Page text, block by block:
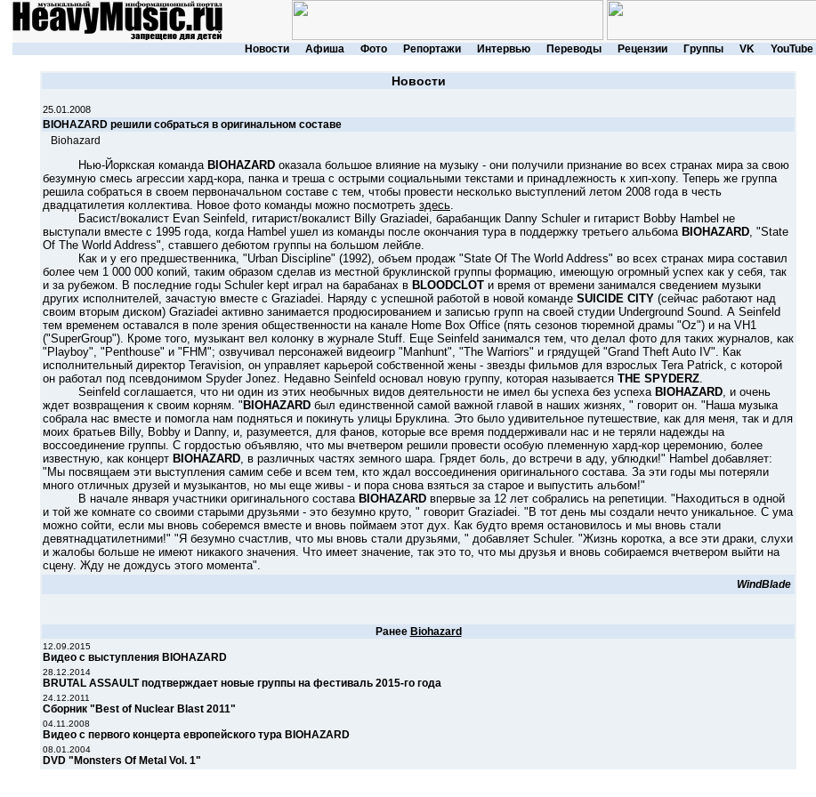
Новости Афиша Фото Репортажи Интервью Переводы Рецензии Группы VK YouTube
Новости
25.01.2008
BIOHAZARD решили собраться в оригинальном составе
Biohazard
Нью-Йоркская команда BIOHAZARD оказала большое влияние на музыку - они получили признание во всех странах мира за свою
безумную смесь агрессии хард-кора, панка и треша с острыми социальными текстами и принадлежность к хип-хопу. Теперь же группа
решила собраться в своем первоначальном составе с тем, чтобы провести несколько выступлений летом 2008 года в честь
двадцатилетия коллектива. Новое фото команды можно посмотреть здесь.
Басист/вокалист Evan Seinfeld, гитарист/вокалист Billy Graziadei, барабанщик Danny Schuler и гитарист Bobby Hambel не
выступали вместе с 1995 года, когда Hambel ушел из команды после окончания тура в поддержку третьего альбома BIOHAZARD, "State
Of The World Address", ставшего дебютом группы на большом лейбле.
Как и у его предшественника, "Urban Discipline" (1992), объем продаж "State Of The World Address" во всех странах мира составил
более чем 1 000 000 копий, таким образом сделав из местной бруклинской группы формацию, имеющую огромный успех как у себя, так
и за рубежом. В последние годы Schuler kept играл на барабанах в BLOODCLOT и время от времени занимался сведением музыки
других исполнителей, зачастую вместе с Graziadei. Наряду с успешной работой в новой команде SUICIDE CITY (сейчас работают над
своим вторым диском) Graziadei активно занимается продюсированием и записью групп на своей студии Underground Sound. А Seinfeld
тем временем оставался в поле зрения общественности на канале Home Box Office (пять сезонов тюремной драмы "Oz") и на VH1
("SuperGroup"). Кроме того, музыкант вел колонку в журнале Stuff. Еще Seinfeld занимался тем, что делал фото для таких журналов, как
"Playboy", "Penthouse" и "FHM"; озвучивал персонажей видеоигр "Manhunt", "The Warriors" и грядущей "Grand Theft Auto IV". Как
исполнительный директор Teravision, он управляет карьерой собственной жены - звезды фильмов для взрослых Tera Patrick, с которой
он работал под псевдонимом Spyder Jonez. Недавно Seinfeld основал новую группу, которая называется THE SPYDERZ.
Seinfeld соглашается, что ни один из этих необычных видов деятельности не имел бы успеха без успеха BIOHAZARD, и очень
ждет возвращения к своим корням. " BIOHAZARD был единственной самой важной главой в наших жизнях, " говорит он. "Наша музыка
собрала нас вместе и помогла нам подняться и покинуть улицы Бруклина. Это было удивительное путешествие, как для меня, так и для
моих братьев Billy, Bobby и Danny, и, разумеется, для фанов, которые все время поддерживали нас и не теряли надежды на
воссоединение группы. С гордостью объявляю, что мы вчетвером решили провести особую племенную хард-кор церемонию, более
известную, как концерт BIOHAZARD, в различных частях земного шара. Грядет боль, до встречи в аду, ублюдки!" Hambel добавляет:
"Мы посвящаем эти выступления самим себе и всем тем, кто ждал воссоединения оригинального состава. За эти годы мы потеряли
много отличных друзей и музыкантов, но мы еще живы - и пора снова взяться за старое и выпустить альбом!"
В начале января участники оригинального состава BIOHAZARD впервые за 12 лет собрались на репетиции. "Находиться в одной
и той же комнате со своими старыми друзьями - это безумно круто, " говорит Graziadei. "В тот день мы создали нечто уникальное. С ума
можно сойти, если мы вновь соберемся вместе и вновь поймаем этот дух. Как будто время остановилось и мы вновь стали
девятнадцатилетними!" "Я безумно счастлив, что мы вновь стали друзьями, " добавляет Schuler. "Жизнь коротка, а все эти драки, слухи
и жалобы больше не имеют никакого значения. Что имеет значение, так это то, что мы друзья и вновь собираемся вчетвером выйти на
сцену. Жду не дождусь этого момента".
WindBlade
Ранее Biohazard
12.09.2015
Видео с выступления BIOHAZARD
28.12.2014
BRUTAL ASSAULT подтверждает новые группы на фестиваль 2015-го года
24.12.2011
Сборник "Best of Nuclear Blast 2011"
04.11.2008
Видео с первого концерта европейского тура BIOHAZARD
08.01.2004
DVD "Monsters Of Metal Vol. 1"